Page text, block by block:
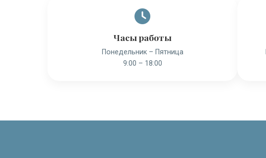
Часы работы
Понедельник – Пятница
9:00 – 18:00